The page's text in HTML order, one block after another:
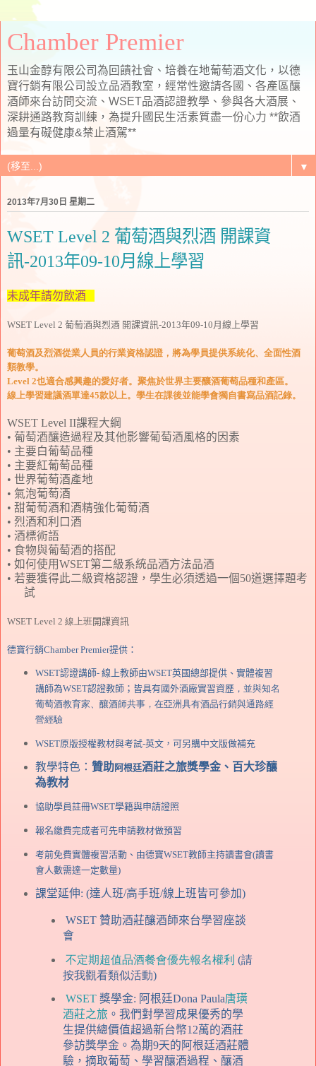
Chamber Premier
玉山金醇有限公司為回饋社會、培養在地葡萄酒文化，以德
寶行銷有限公司設立品酒教室，經常性邀請各國、各產區釀
酒師來台訪問交流、WSET品酒認證教學、參與各大酒展、
深耕通路教育訓練，為提升國民生活素質盡一份心力 **飲酒
過量有礙健康&禁止酒駕**
▼
2013年7月30日 星期二
WSET Level 2 葡萄酒與烈酒 開課資
訊-2013年09-10月線上學習
未成年請勿飲酒
WSET Level 2 葡萄酒與烈酒 開課資訊-2013年09-10月線上學習
葡萄酒及烈酒從業人員的行業資格認證，將為學員提供系統化、全面性酒
類教學。
Level 2也適合感興趣的愛好者。聚焦於世界主要釀酒葡萄品種和產區。
線上學習建議酒單達45款以上。學生在課後並能學會獨自書寫品酒記錄。
WSET Level II課程大綱
• 葡萄酒釀造過程及其他影響葡萄酒風格的因素
• 主要白葡萄品種
• 主要紅葡萄品種
• 世界葡萄酒產地
• 氣泡葡萄酒
• 甜葡萄酒和酒精強化葡萄酒
• 烈酒和利口酒
• 酒標術語
• 食物與葡萄酒的搭配
• 如何使用WSET第二級系統品酒方法品酒
• 若要獲得此二級資格認證，學生必須透過一個 50道選擇題考
試
WSET Level 2 線上班 開課資訊
德寶行銷Chamber Premier提供：
WSET認證講師- 線上教師由WSET英國總部提供、實體複習
講師為WSET認證教師；皆具有國外酒廠實習資歷， 並與知名
葡萄酒教育家、釀酒師共事， 在亞洲具有酒品行銷與通路經
營經驗
WSET原版授權教材與考試-英文，可另購中文版做補充
教學特色： 贊助阿根廷酒莊之旅獎學金、百大珍釀
為教材
協助學員註冊WSET學籍與申請證照
報名繳費完成者可先申請教材做預習
考前免費實體複習活動、由德寶WSET教師主持讀書會(讀書
會人數需達一定數量)
課堂延伸: (達人班/高手班/線上班皆可參加)
WSET 贊助酒莊釀酒師來台學習座談
會
不定期超值品酒餐會優先報名權利(請
按我觀看類似活動)
WSET獎學金: 阿根廷Dona Paula唐璜
酒莊之旅 。我們對學習成果優秀的學
生提供總價值超過新台幣12萬的酒莊
參訪獎學金。為期9天的阿根廷酒莊體
驗，摘取葡萄、學習釀酒過程、釀酒